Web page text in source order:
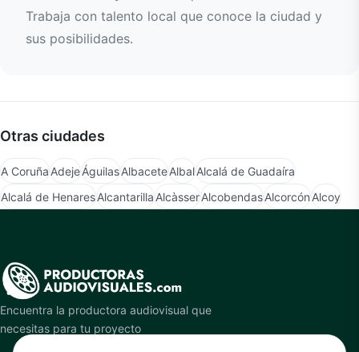
Trabaja con talento local que conoce la ciudad y
sus posibilidades.
Otras ciudades
A CoruñaAdejeÁguilasAlbaceteAlbalAlcalá de Guadaíra
Alcalá de HenaresAlcantarillaAlcàsserAlcobendasAlcorcónAlcoy
Encuentra la productora audiovisual que
necesitas para tu proyecto